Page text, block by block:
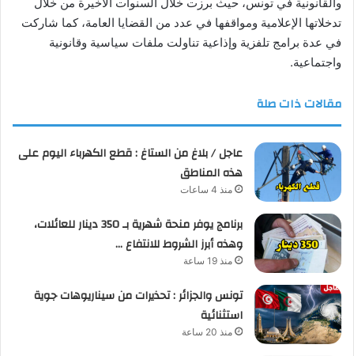
تدخلاتها الإعلامية ومواقفها في عدد من القضايا العامة، كما شاركت
في عدة برامج تلفزية وإذاعية تناولت ملفات سياسية وقانونية
واجتماعية.
مقالات ذات صلة
عاجل / بلاغ من الستاغ : قطع الكهرباء اليوم على
هذه المناطق
منذ 4 ساعات
برنامج يوفر منحة شهرية بـ 350 دينار للعائلات،
وهذه أبرز الشروط للانتفاع …
منذ 19 ساعة
تونس والجزائر : تحذيرات من سيناريوهات جوية
استثنائية
منذ 20 ساعة